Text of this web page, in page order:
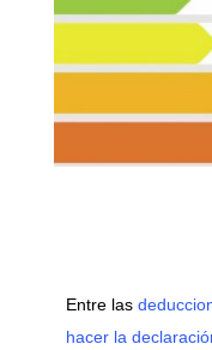
Entre las
hacer la